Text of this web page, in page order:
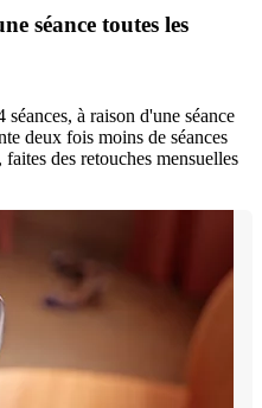
séance toutes les
à raison d'une séance
deux fois moins de séances
des retouches mensuelles